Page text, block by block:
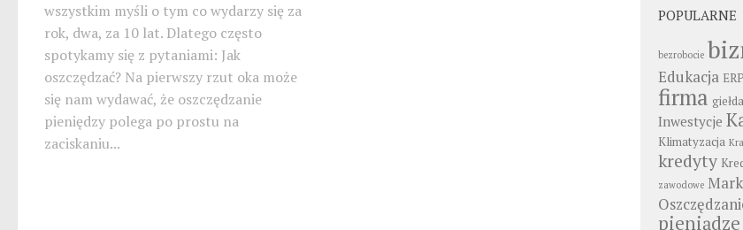
wszystkim myśli o tym co wydarzy się za
rok, dwa, za 10 lat. Dlatego często
spotykamy się z pytaniami: Jak
oszczędzać? Na pierwszy rzut oka może
się nam wydawać, że oszczędzanie
pieniędzy polega po prostu na
zaciskaniu...
POPULARNE
bezrobocie
Edukacja ERP
firma giełda
Inwestycje
Klimatyzacja
kredyty
zawodowe
pieniądze